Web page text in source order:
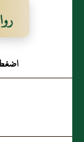
اضغط